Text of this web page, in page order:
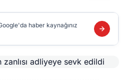
haber kaynağınız